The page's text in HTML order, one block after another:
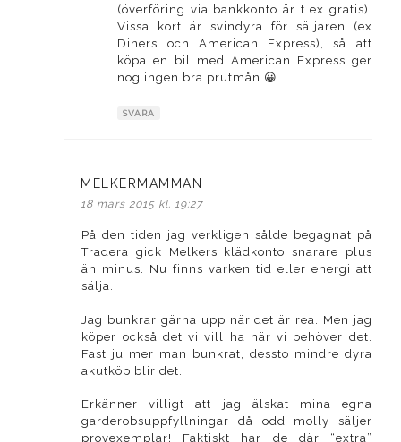
(överföring via bankkonto är t ex gratis).
Vissa kort är svindyra för säljaren (ex
Diners och American Express), så att
köpa en bil med American Express ger
nog ingen bra prutmån 😀
SVARA
MELKERMAMMAN
18 mars 2015 kl. 19:27
På den tiden jag verkligen sålde begagnat på
Tradera gick Melkers klädkonto snarare plus
än minus. Nu finns varken tid eller energi att
sälja.
Jag bunkrar gärna upp när det är rea. Men jag
köper också det vi vill ha när vi behöver det.
Fast ju mer man bunkrat, dessto mindre dyra
akutköp blir det.
Erkänner villigt att jag älskat mina egna
garderobsuppfyllningar då odd molly säljer
provexemplar! Faktiskt har de där “extra”